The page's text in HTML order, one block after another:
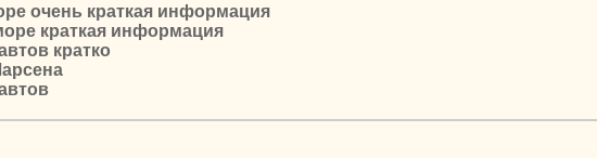
очень краткая информация
краткая информация
кратко